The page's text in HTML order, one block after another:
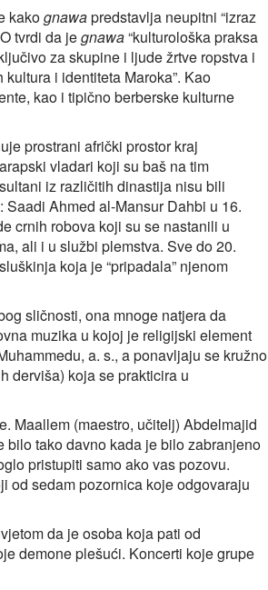
kakognawapredstavlja neupitni “izraz
tvrdi da jegnawa“kulturološka praksa
za skupine i ljude žrtve ropstva i
i identiteta Maroka”. Kao
kao i tipično berberske kulturne
prostrani afrički prostor kraj
vladari koji su baš na tim
iz različitih dinastija nisu bili
Ahmed al-Mansur Dahbi u 16.
crnih robova koji su se nastanili u
ali i u službi plemstva. Sve do 20.
koja je “pripadala” njenom
sličnosti, ona mnoge natjera da
muzika u kojoj je religijski element
a. s., a ponavljaju se kružno
derviša) koja se prakticira u
Maallem (maestro, učitelj) Abdelmajid
bilo tako davno kada je bilo zabranjeno
pristupiti samo ako vas pozovu.
od sedam pozornica koje odgovaraju
da je osoba koja pati od
demone plešući. Koncerti koje grupe